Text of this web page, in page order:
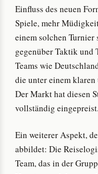
Einfluss des neuen
Spiele, mehr
einem solchen
gegenüber Taktik
Teams wie
die unter einem
Der Markt hat diesen
vollständig eingepreist.
Ein weiterer Aspekt,
abbildet: Die
Team, das in der